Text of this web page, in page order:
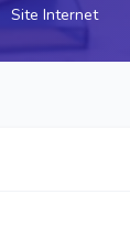
Site Internet